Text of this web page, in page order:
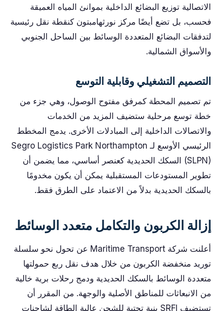
الاتصالية توزيع البضائع الداخلية بموانئ المياه العميقة
فحسب، بل تضع أيضًا مركز نورثهامبتون كنقطة نقل رئيسية
لتدفقات البضائع المتعددة الوسائط بين الساحل الجنوبي
والأسواق الشمالية.
التصميم التشغيلي وقابلية التوسع
تم تصميم المحطة كمرفق مفتوح الوصول، وهي جزء من
خطة توسع مرحلية ستضيف المزيد من الخدمات
والاتصالات الداخلية إلى المبادلات الأخرى. يدمج المخطط
الرئيسي الأوسع لـ Segro Logistics Park Northampton
(SLPN) السكك الحديدية كعنصر أساسي، مما يضمن أن
تطوير المستودعات المستقبلية يمكن أن يكون مخدومًا
بالسكك الحديدية بدلاً من الاعتماد على الطرق فقط.
إزالة الكربون والتكامل متعدد الوسائط
أعلنت شركة Maritime Transport عن تحول نحو سلسلة
توريد منخفضة الكربون من خلال هدف نقل ربع حمولتها
متعددة الوسائط بالسكك الحديدية ودمج رحلات برية خالية
من الانبعاثات للمناطق الأصلية والوجهة. من المقرر أن
تستضيف SRFI بنية تحتية للشحن عالية الطاقة لشاحنات